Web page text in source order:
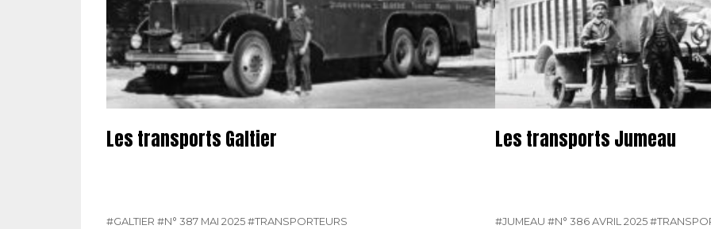
Les transports Galtier
#GALTIER #N° 387 MAI 2025#TRANSPORTEURS
Les transports Jumeau
#JUMEAU #N° 386 AVRIL 2025